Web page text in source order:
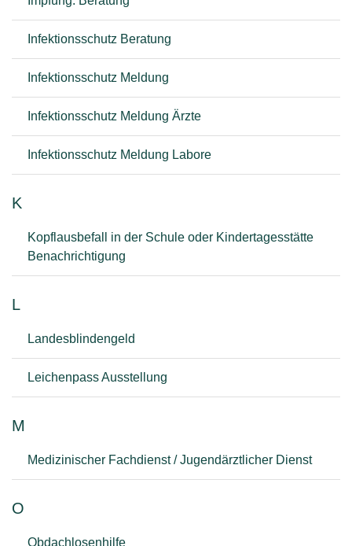
Infektionsschutz Beratung
Infektionsschutz Meldung
Infektionsschutz Meldung Ärzte
Infektionsschutz Meldung Labore
K
Kopflausbefall in der Schule oder Kindertagesstätte
Benachrichtigung
L
Landesblindengeld
Leichenpass Ausstellung
M
Medizinischer Fachdienst / Jugendärztlicher Dienst
O
Obdachlosenhilfe